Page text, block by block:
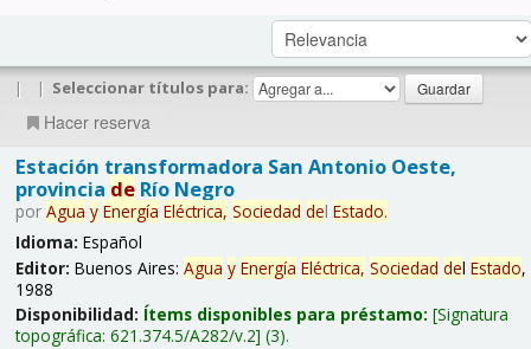
| | Seleccionar títulos para:
Hacer reserva
Estación transformadora San Antonio Oeste,
provincia deRío Negro
por Agua y Energía Eléctrica, Sociedad del Estado.
Idioma: Español
Editor: Buenos Aires: Agua y Energía Eléctrica, Sociedad del Estado,
1988
Disponibilidad: Ítems disponibles para préstamo: Signatura
topográfica: 621.374.5/A282/v.2 (3).